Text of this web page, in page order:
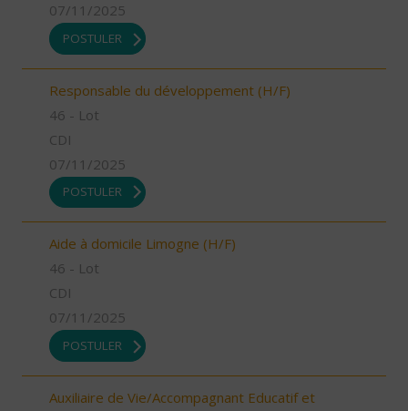
07/11/2025
POSTULER
Responsable du développement (H/F)
46 - Lot
CDI
07/11/2025
POSTULER
Aide à domicile Limogne (H/F)
46 - Lot
CDI
07/11/2025
POSTULER
Auxiliaire de Vie/Accompagnant Educatif et